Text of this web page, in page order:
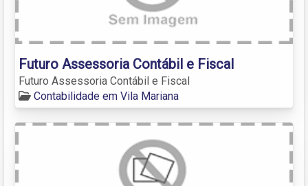
Futuro Assessoria Contábil e Fiscal
Futuro Assessoria Contábil e Fiscal
Contabilidade em Vila Mariana